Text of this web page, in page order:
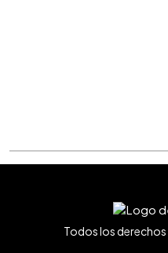
Todos los